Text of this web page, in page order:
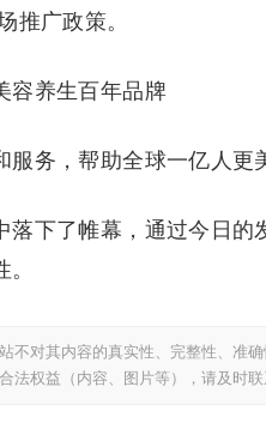
推广政策。
容养生百年品牌
服务，帮助全球一亿人
下了帷幕，通过今日的
不对其内容的真实性、完整性、准
法权益（内容、图片等），请及时联